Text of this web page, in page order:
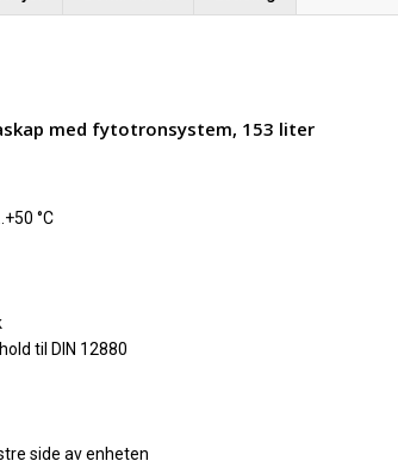
med fytotronsystem, 153 liter
°C
til DIN 12880
side av enheten